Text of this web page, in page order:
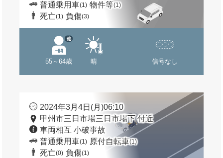
普通乗用車(1) 物件等(1)
死亡(1) 負傷(3)
55～64歳
他
晴 信号なし
2024年3月4日(月)06:10
甲州市三日市場三日市場下 付近
車両相互 小破事故
普通乗用車(1) 原付自転車(1)
死亡(0) 負傷(1)